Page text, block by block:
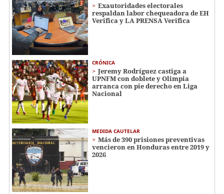
Exautoridades electorales
respaldan labor chequeadora de EH
Verifica y LA PRENSA Verifica
CRÓNICA
Jeremy Rodríguez castiga a
UPNFM con doblete y Olimpia
arranca con pie derecho en Liga
Nacional
MEDIDA CAUTELAR
Más de 390 prisiones preventivas
vencieron en Honduras entre 2019 y
2026